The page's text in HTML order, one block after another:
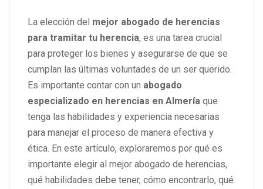
La elección del mejor abogado de herencias
para tramitar tu herencia, es una tarea crucial
para proteger los bienes y asegurarse de que se
cumplan las últimas voluntades de un ser querido.
Es importante contar con un abogado
especializado en herencias en Almería que
tenga las habilidades y experiencia necesarias
para manejar el proceso de manera efectiva y
ética. En este artículo, exploraremos por qué es
importante elegir al mejor abogado de herencias,
qué habilidades debe tener, cómo encontrarlo, qué